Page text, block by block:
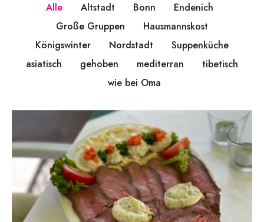
Alle Altstadt Bonn
Endenich
Große Gruppen
Hausmannskost
Königswinter
Nordstadt
Suppenküche
asiatisch
gehoben mediterran
tibetisch
wie bei Oma